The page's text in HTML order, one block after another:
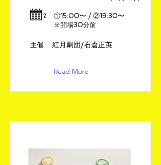
​2
①15:00〜 / ②19:30〜
※開場30分前
​主催 紅月劇団/石倉正英
Read More